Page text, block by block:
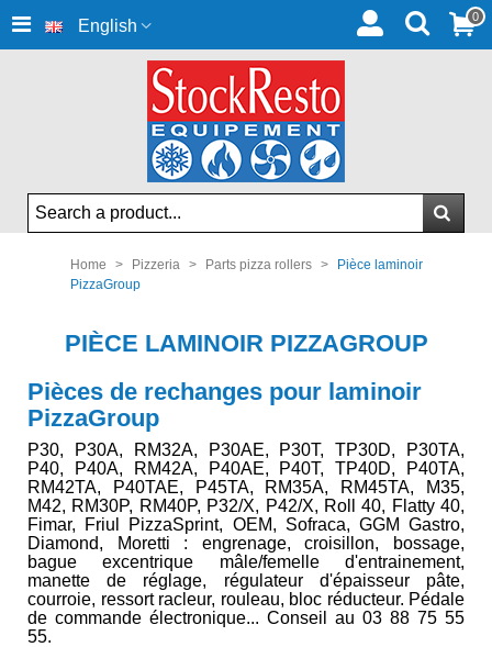
English 0
Home > Pizzeria > Parts pizza rollers >
Pièce laminoir
PizzaGroup
PIÈCE LAMINOIR PIZZAGROUP
Pièces de rechanges pour laminoir
PizzaGroup
P30, P30A, RM32A, P30AE, P30T, TP30D, P30TA,
P40, P40A, RM42A, P40AE, P40T, TP40D, P40TA,
RM42TA, P40TAE, P45TA, RM35A, RM45TA, M35,
M42, RM30P, RM40P, P32/X, P42/X, Roll 40, Flatty 40,
Fimar, Friul PizzaSprint, OEM, Sofraca, GGM Gastro,
Diamond, Moretti : engrenage, croisillon, bossage,
bague excentrique mâle/femelle d'entrainement,
manette de réglage, régulateur d'épaisseur pâte,
courroie, ressort racleur, rouleau, bloc réducteur. Pédale
de commande électronique... Conseil au 03 88 75 55
55.